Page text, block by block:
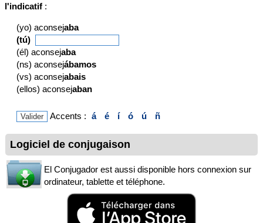
l'indicatif :
(yo) aconsejaba
(tú)
(él) aconsejaba
(ns) aconsejábamos
(vs) aconsejabais
(ellos) aconsejaban
Accents : á é í ó ú ñ
Logiciel de conjugaison
El Conjugador est aussi disponible hors connexion sur
ordinateur, tablette et téléphone.